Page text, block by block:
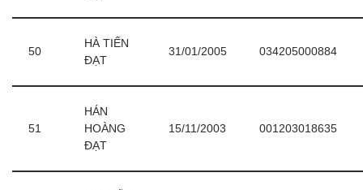
50
HÀ TIẾN
ĐẠT
31/01/2005 034205000884
51
HÁN
HOÀNG
ĐẠT
15/11/2003 001203018635